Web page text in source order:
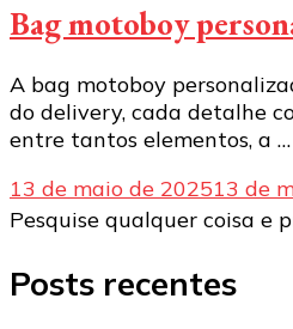
Bag motoboy
A bag motoboy
do delivery, cada detalhe
entre tantos elementos, a …
13 de maio de 202513 de
Procurando
Pesquise qualquer coisa e
Posts recentes